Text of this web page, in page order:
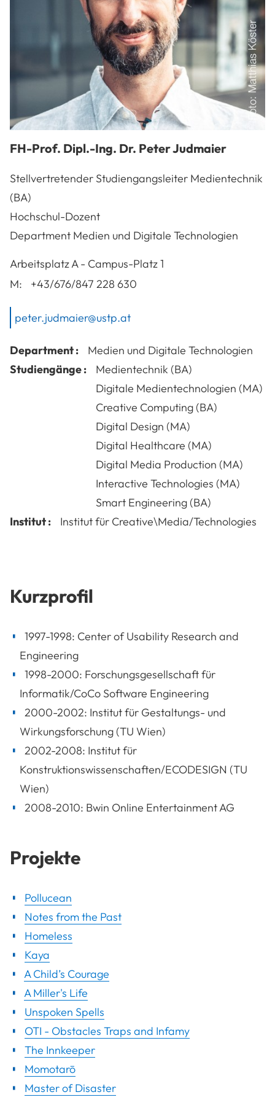
FH-Prof. Dipl.-Ing. Dr. PeterJudmaier
Stellvertretender Studiengangsleiter Medientechnik
(BA)
Hochschul-Dozent
Department Medien und Digitale Technologien
ArbeitsplatzA - Campus-Platz 1
M:
+43/676/847 228 630
peter.judmaier@ustp.at
Department :
Medien und Digitale Technologien
Studiengänge :
Medientechnik (BA)
Digitale Medientechnologien (MA)
Creative Computing (BA)
Digital Design (MA)
Digital Healthcare (MA)
Digital Media Production (MA)
Interactive Technologies (MA)
Smart Engineering (BA)
Institut :
Institut für Creative\Media/Technologies
Kurzprofil
1997-1998: Center of Usability Research and
Engineering
1998-2000: Forschungsgesellschaft für
Informatik/CoCo Software Engineering
2000-2002: Institut für Gestaltungs- und
Wirkungsforschung (TU Wien)
2002-2008: Institut für
Konstruktionswissenschaften/ECODESIGN (TU
Wien)
2008-2010: Bwin Online Entertainment AG
Projekte
Pollucean
Notes from the Past
Homeless
Kaya
A Child’s Courage
A Miller's Life
Unspoken Spells
OTI - Obstacles Traps and Infamy
The Innkeeper
Momotarō
Master of Disaster